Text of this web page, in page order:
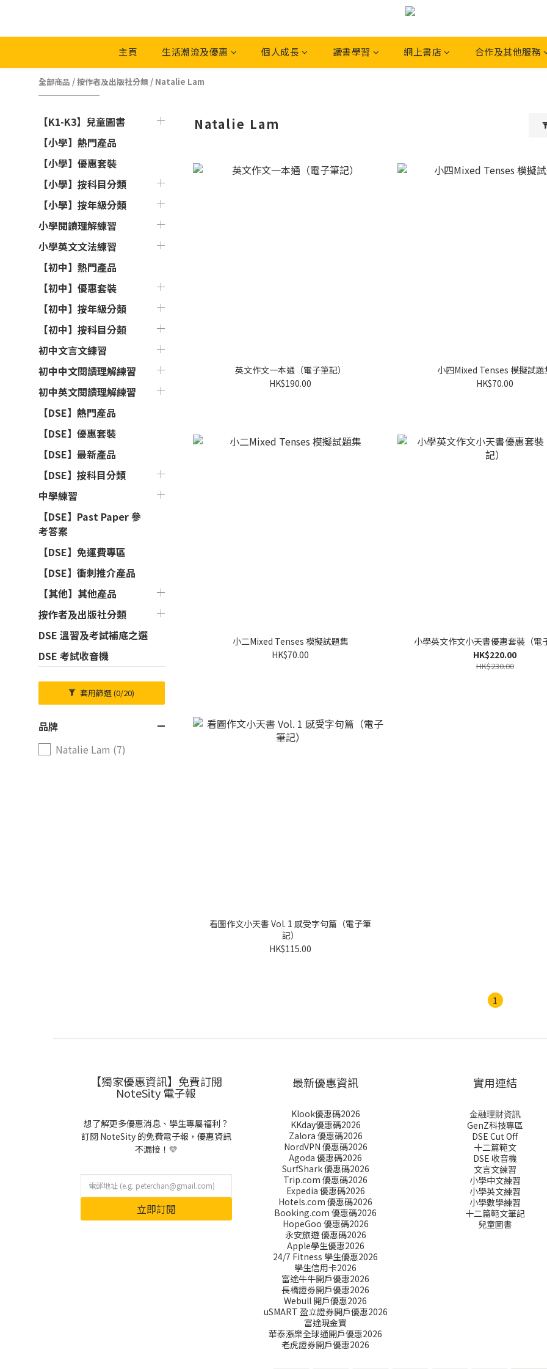
主頁 生活潮流及優惠 個人成長 讀書學習 網上書店 合作及其他服務
全部商品 /按作者及出版社分類 / Natalie Lam
【K1-K3】兒童圖書
【小學】熱門產品
【小學】優惠套裝
【小學】按科目分類
【小學】按年級分類
小學閱讀理解練習
小學英文文法練習
【初中】熱門產品
【初中】優惠套裝
【初中】按年級分類
【初中】按科目分類
初中文言文練習
初中中文閱讀理解練習
初中英文閱讀理解練習
【DSE】熱門產品
【DSE】優惠套裝
【DSE】最新產品
【DSE】按科目分類
中學練習
【DSE】Past Paper 參
考答案
【DSE】免運費專區
【DSE】衝刺推介產品
【其他】其他產品
按作者及出版社分類
DSE 溫習及考試補底之選
DSE 考試收音機
套用篩選(0/20)
品牌
Natalie Lam (7)
Natalie Lam
英文作文一本通（電子筆記）
HK$190.00
小四Mixed Tenses 模擬試題
HK$70.00
小二Mixed Tenses 模擬試題集
HK$70.00
小學英文作文小天書優惠套裝（電
HK$220.00
HK$230.00
看圖作文小天書 Vol. 1 感受字句篇（電子筆
記）
HK$115.00
1
【獨家優惠資訊】免費訂閱
NoteSity 電子報
想了解更多優惠消息、學生專屬福利？
訂閱 NoteSity 的免費電子報，優惠資訊
不漏接！💛
立即訂閱
最新優惠資訊
Klook優惠碼2026
KKday優惠碼2026
Zalora 優惠碼2026
NordVPN 優惠碼2026
Agoda 優惠碼2026
SurfShark 優惠碼2026
Trip.com 優惠碼2026
Expedia 優惠碼2026
Hotels.com 優惠碼2026
Booking.com 優惠碼2026
HopeGoo 優惠碼2026
永安旅遊 優惠碼2026
Apple學生優惠2026
24/7 Fitness 學生優惠2026
學生信用卡2026
富途牛牛開戶優惠2026
長橋證劵開戶優惠2026
Webull 開戶優惠2026
uSMART 盈立證券開戶優惠2026
富途現金寶
華泰漲樂全球通開戶優惠2026
老虎證券開戶優惠2026
實用連結
金融理財資訊
GenZ科技專區
DSE Cut Off
十二篇範文
DSE 收音機
文言文練習
小學中文練習
小學英文練習
小學數學練習
十二篇範文筆記
兒童圖書